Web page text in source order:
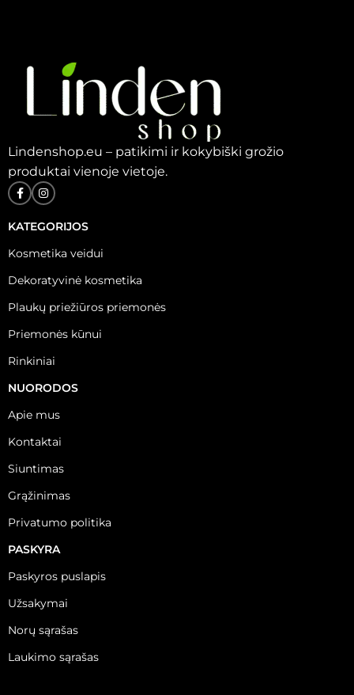
Lindenshop.eu – patikimi ir kokybiški grožio
produktai vienoje vietoje.
KATEGORIJOS
Kosmetika veidui
Dekoratyvinė kosmetika
Plaukų priežiūros priemonės
Priemonės kūnui
Rinkiniai
NUORODOS
Apie mus
Kontaktai
Siuntimas
Grąžinimas
Privatumo politika
PASKYRA
Paskyros puslapis
Užsakymai
Norų sąrašas
Laukimo sąrašas